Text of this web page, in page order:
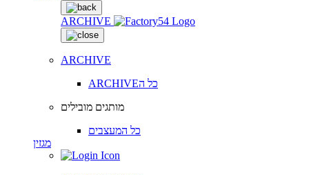
ARCHIVE
ARCHIVE
ARCHIVEכל ה
מותגים מובילים
כל המעצבים
מגזין